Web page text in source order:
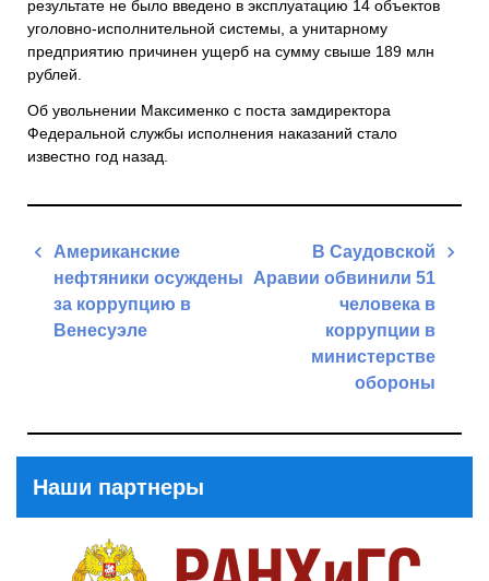
результате не было введено в эксплуатацию 14 объектов
уголовно-исполнительной системы, а унитарному
предприятию причинен ущерб на сумму свыше 189 млн
рублей.
Об увольнении Максименко с поста замдиректора
Федеральной службы исполнения наказаний стало
известно год назад.
Навигация
записям
Американские
нефтяники осуждены
за коррупцию в
Венесуэле
В Саудовской
Аравии обвинили 51
человека в
коррупции в
министерстве
обороны
Наши партнеры